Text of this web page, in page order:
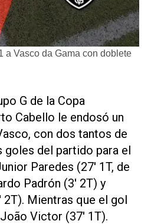
a Vasco da Gama con doblete
G de la Copa
Cabello le endosó un
con dos tantos de
goles del partido para el
Paredes (27' 1T, de
Padrón (3' 2T) y
2T). Mientras que el gol
Victor (37' 1T).